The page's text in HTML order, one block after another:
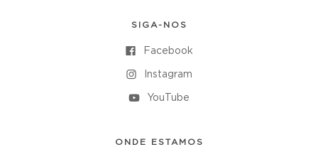
SIGA-NOS
Facebook
Instagram
YouTube
ONDE ESTAMOS